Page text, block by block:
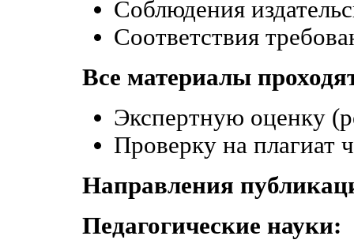
Соблюдения
Соответствия
Все материалы
Экспертную оценку
Проверку на плагиат
Направления
Педагогические науки: